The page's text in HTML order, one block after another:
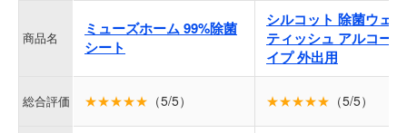
商品名
ミューズホーム 99%除菌
シート
シルコット 除菌ウェ
ティッシュ アルコー
イプ 外出用
総合評価 ★★★★★ （5/5） ★★★★★ （5/5）